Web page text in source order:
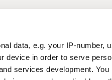
data, e.g. your IP-number,
device in order to serve
services development.
Uutiset